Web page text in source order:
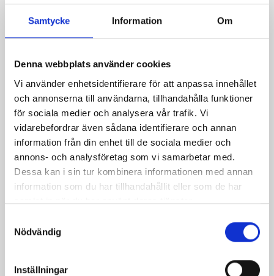
Samtycke Information Om
Denna webbplats använder cookies
Vi använder enhetsidentifierare för att anpassa innehållet
och annonserna till användarna, tillhandahålla funktioner
för sociala medier och analysera vår trafik. Vi
vidarebefordrar även sådana identifierare och annan
information från din enhet till de sociala medier och
annons- och analysföretag som vi samarbetar med.
Dessa kan i sin tur kombinera informationen med annan
information som du har tillhandahållit eller som de har
samlat in när du har använt deras tjänster.
Nödvändig
Inställningar
Parmalindad laxfilé på
couscousbädd
Leos strömmingslåda